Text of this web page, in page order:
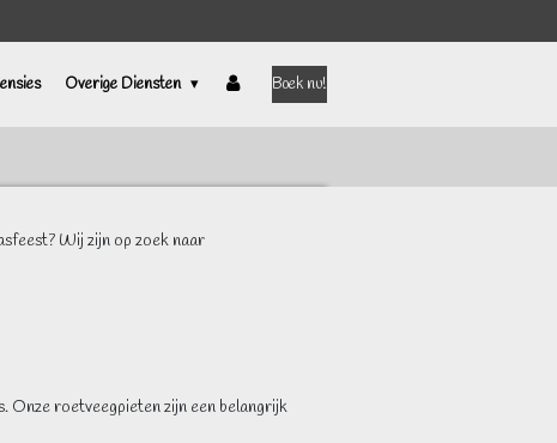
Overige Diensten Boek nu!
Wij zijn op zoek naar
Onze roetveegpieten zijn een belangrijk